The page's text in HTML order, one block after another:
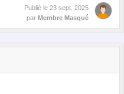
Publié le 23 sept. 2025
par Membre Masqué